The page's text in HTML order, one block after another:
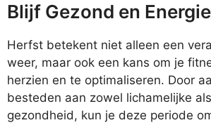
Blijf Gezond en
Herfst betekent niet alleen een
weer, maar ook een kans om je
herzien en te optimaliseren. Door
besteden aan zowel lichamelijke
gezondheid, kun je deze periode